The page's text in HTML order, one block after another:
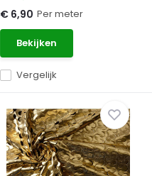
Vergelijk
€ 6,90 Per meter
Bekijken